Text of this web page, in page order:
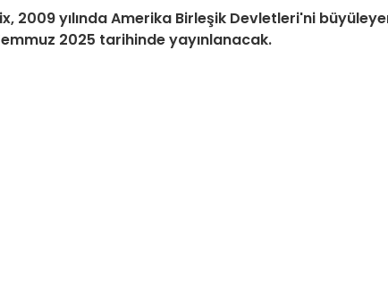
2009 yılında Amerika Birleşik Devletleri'ni
2025 tarihinde yayınlanacak.